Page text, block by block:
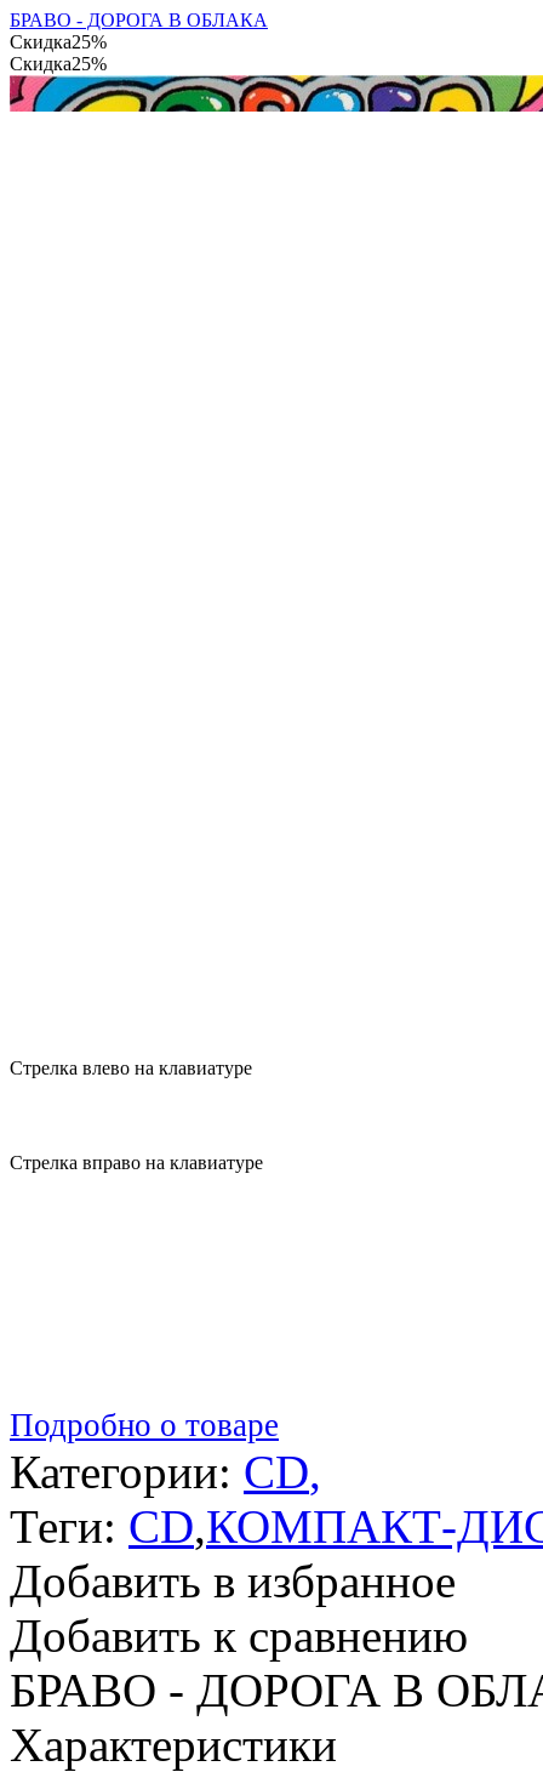
БРАВО - ДОРОГА В ОБЛАКА
Скидка25%
Скидка25%
Стрелка влево на клавиатуре
Стрелка вправо на клавиатуре
Подробно о товаре
Категории: CD,
Теги: CD,КОМПАКТ-
Добавить в избранное
Добавить к сравнению
БРАВО - ДОРОГА В
Характеристики